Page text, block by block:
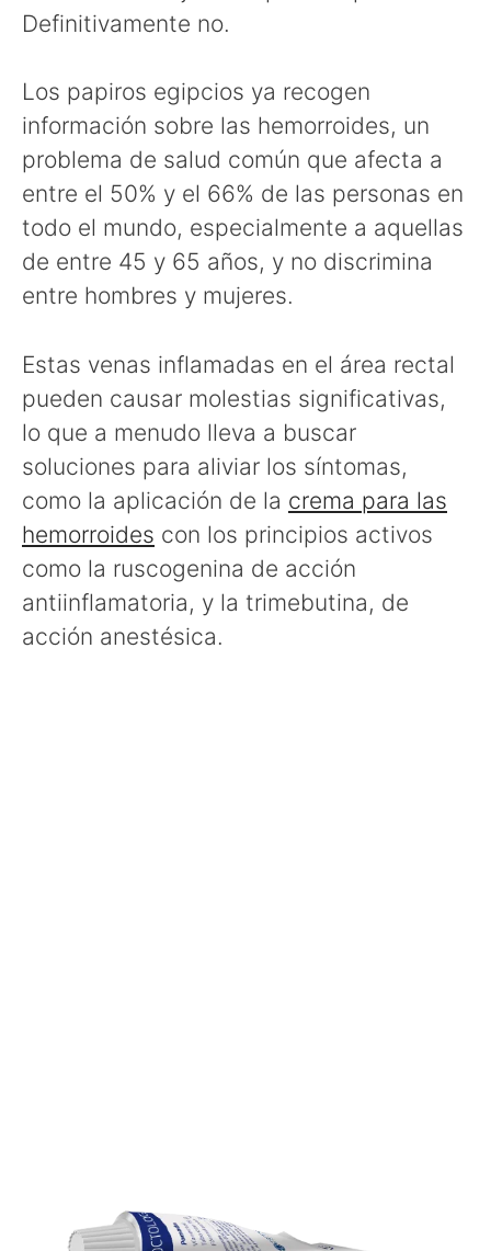
Definitivamente no.
Los papiros egipcios ya recogen
información sobre las hemorroides, un
problema de salud común que afecta a
entre el 50% y el 66% de las personas en
todo el mundo, especialmente a aquellas
de entre 45 y 65 años, y no discrimina
entre hombres y mujeres.
Estas venas inflamadas en el área rectal
pueden causar molestias significativas,
lo que a menudo lleva a buscar
soluciones para aliviar los síntomas,
como la aplicación de la crema para las
hemorroides con los principios activos
como la ruscogenina de acción
antiinflamatoria, y la trimebutina, de
acción anestésica.